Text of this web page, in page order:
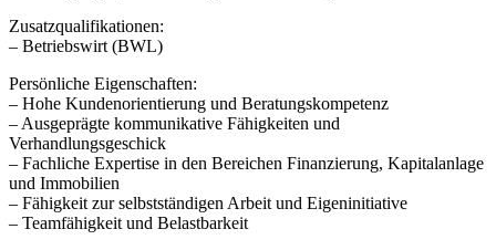
Zusatzqualifikationen:
– Betriebswirt (BWL)
Persönliche Eigenschaften:
– Hohe Kundenorientierung und Beratungskompetenz
– Ausgeprägte kommunikative Fähigkeiten und
Verhandlungsgeschick
– Fachliche Expertise in den Bereichen Finanzierung, Kapitalanlage
und Immobilien
– Fähigkeit zur selbstständigen Arbeit und Eigeninitiative
– Teamfähigkeit und Belastbarkeit